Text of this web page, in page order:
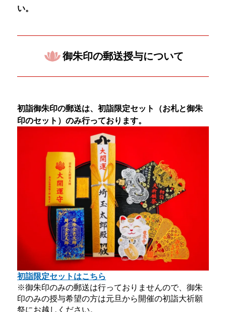
い。
御朱印の郵送授与について
初詣御朱印の郵送は、初詣限定セット（お札と御朱
印のセット）のみ行っております。
初詣限定セットはこちら
※御朱印のみの郵送は行っておりませんので、御朱
印のみの授与希望の方は元旦から開催の初詣大祈願
祭にお越しください。